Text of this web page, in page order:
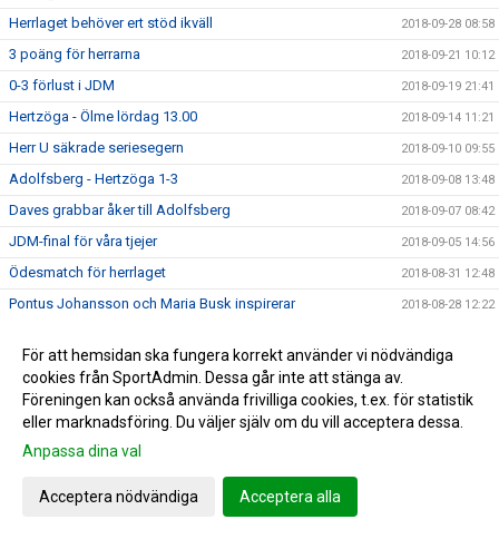
Herrlaget behöver ert stöd ikväll 2018-09-28 08:58
3 poäng för herrarna 2018-09-21 10:12
0-3 förlust i JDM 2018-09-19 21:41
Hertzöga - Ölme lördag 13.00 2018-09-14 11:21
Herr U säkrade seriesegern 2018-09-10 09:55
Adolfsberg - Hertzöga 1-3 2018-09-08 13:48
Daves grabbar åker till Adolfsberg 2018-09-07 08:42
JDM-final för våra tjejer 2018-09-05 14:56
Ödesmatch för herrlaget 2018-08-31 12:48
Pontus Johansson och Maria Busk inspirerar 2018-08-28 12:22
Tung förlust för herrlaget mot FF 2018-08-18 15:00
Hertzögakronan Lördag 18/8 2018-08-13 09:19
Seger 2-1 mot Bosna 92 2018-08-09 11:29
Mv utbildning flyttad
10-åringarnas Cup 2018
För att hemsidan ska fungera korrekt använder vi nödvändiga
cookies från SportAdmin. Dessa går inte att stänga av.
Föreningen kan också använda frivilliga cookies, t.ex. för statistik
eller marknadsföring. Du väljer själv om du vill acceptera dessa.
Anpassa dina val
Acceptera nödvändiga Acceptera alla